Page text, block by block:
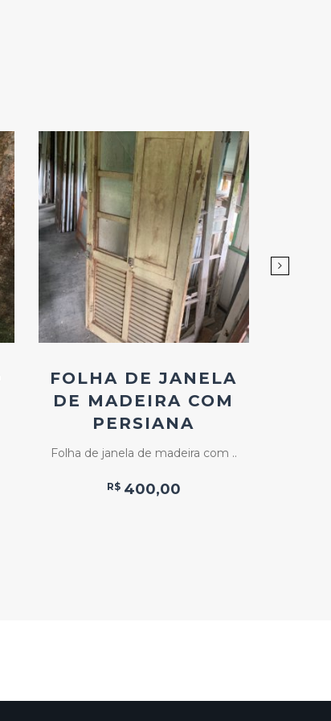
Add
ao
Favoritos
FOLHA DE JANELA
DE MADEIRA COM
PERSIANA
Folha de janela de madeira com ..
R$ 400,00